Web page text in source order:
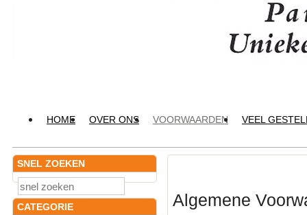
HOME OVER ONS VOORWAARDEN VEEL
SNEL ZOEKEN
CATEGORIE
Algemene